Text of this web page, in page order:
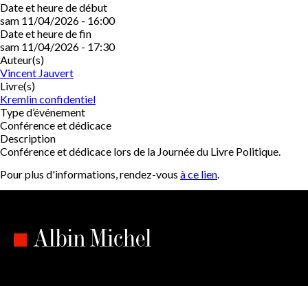
Date et heure de début
sam 11/04/2026 - 16:00
Date et heure de fin
sam 11/04/2026 - 17:30
Auteur(s)
Vincent Jauvert
Livre(s)
Kremlin confidentiel
Type d’événement
Conférence et dédicace
Description
Conférence et dédicace lors de la Journée du Livre Politique.
Pour plus d'informations, rendez-vous à ce lien.